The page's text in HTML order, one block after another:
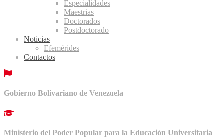
Especialidades
Maestrias
Doctorados
Postdoctorado
Noticias
Efemérides
Contactos
Gobierno Bolivariano de Venezuela
Ministerio del Poder Popular para la Educación Universitaria